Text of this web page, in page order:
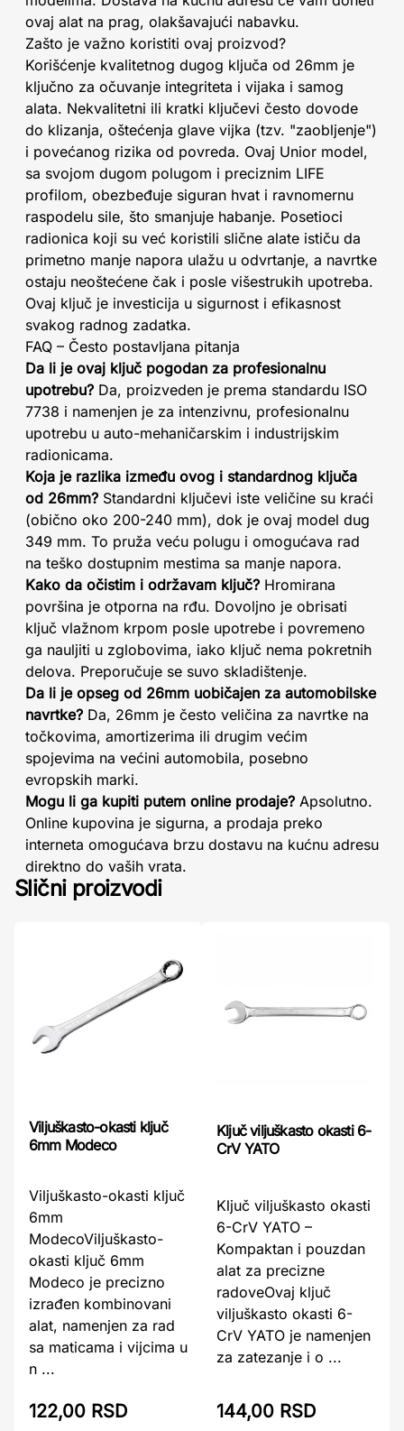
ovaj alat na prag, olakšavajući nabavku.
Zašto je važno koristiti ovaj proizvod?
Korišćenje kvalitetnog dugog ključa od 26mm je
ključno za očuvanje integriteta i vijaka i samog
alata. Nekvalitetni ili kratki ključevi često dovode
do klizanja, oštećenja glave vijka (tzv. "zaobljenje")
i povećanog rizika od povreda. Ovaj Unior model,
sa svojom dugom polugom i preciznim LIFE
profilom, obezbeđuje siguran hvat i ravnomernu
raspodelu sile, što smanjuje habanje. Posetioci
radionica koji su već koristili slične alate ističu da
primetno manje napora ulažu u odvrtanje, a navrtke
ostaju neoštećene čak i posle višestrukih upotreba.
Ovaj ključ je investicija u sigurnost i efikasnost
svakog radnog zadatka.
FAQ – Često postavljana pitanja
Da li je ovaj ključ pogodan za profesionalnu
upotrebu? Da, proizveden je prema standardu ISO
7738 i namenjen je za intenzivnu, profesionalnu
upotrebu u auto-mehaničarskim i industrijskim
radionicama.
Koja je razlika između ovog i standardnog ključa
od 26mm? Standardni ključevi iste veličine su kraći
(obično oko 200-240 mm), dok je ovaj model dug
349 mm. To pruža veću polugu i omogućava rad
na teško dostupnim mestima sa manje napora.
Kako da očistim i održavam ključ? Hromirana
površina je otporna na rđu. Dovoljno je obrisati
ključ vlažnom krpom posle upotrebe i povremeno
ga nauljiti u zglobovima, iako ključ nema pokretnih
delova. Preporučuje se suvo skladištenje.
Da li je opseg od 26mm uobičajen za automobilske
navrtke? Da, 26mm je često veličina za navrtke na
točkovima, amortizerima ili drugim većim
spojevima na većini automobila, posebno
evropskih marki.
Mogu li ga kupiti putem online prodaje? Apsolutno.
Online kupovina je sigurna, a prodaja preko
interneta omogućava brzu dostavu na kućnu adresu
direktno do vaših vrata.
Slični proizvodi
Viljuškasto-okasti ključ
6mm Modeco
Viljuškasto-okasti ključ
6mm
ModecoViljuškasto-
okasti ključ 6mm
Modeco je precizno
izrađen kombinovani
alat, namenjen za rad
sa maticama i vijcima u
n ...
122,00 RSD
Ključ viljuškasto okasti 6-
CrV YATO
Ključ viljuškasto okasti
6-CrV YATO –
Kompaktan i pouzdan
alat za precizne
radoveOvaj ključ
viljuškasto okasti 6-
CrV YATO je namenjen
za zatezanje i o ...
144,00 RSD